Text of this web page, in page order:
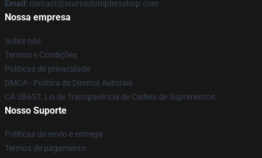
Email : contact@sturniolotripletsshop.com
Nossa empresa
Sobre nós
Termos e Condições
Políticas de privacidade
DMCA - Política de Direitos Autorais
CA SB657: Lei de Transparência de Cadeia de Suprimentos
Nosso Suporte
Políticas de envio e entrega
Termos de pagamento